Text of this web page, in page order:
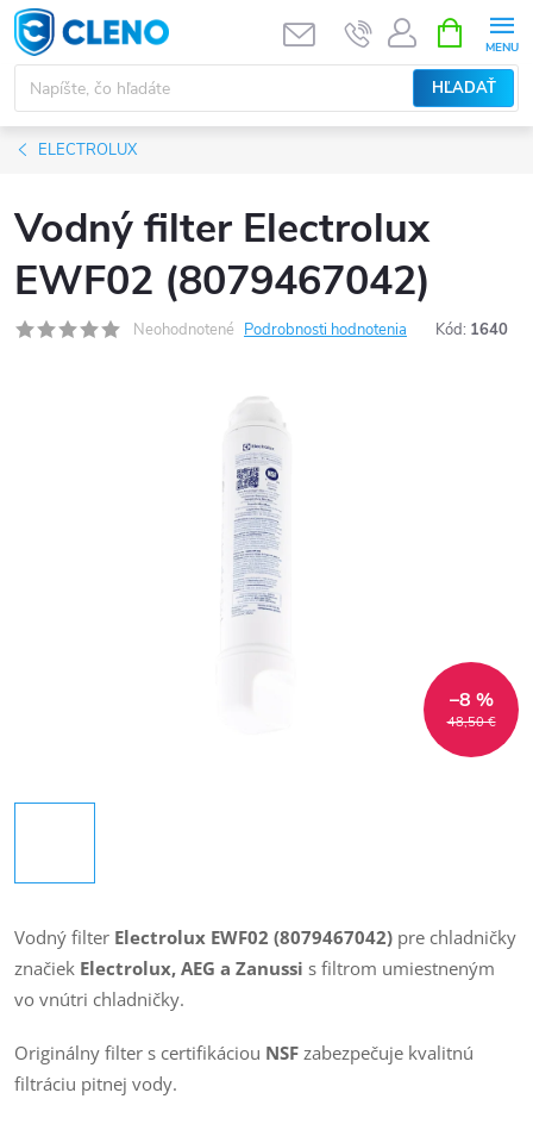
Prejsť
na
obsah
HĽADAŤ
KOŠÍK
ELECTROLUX
Vodný filter Electrolux
EWF02 (8079467042)
Neohodnotené Podrobnosti hodnotenia Kód: 1640
48,50 €
–8 %
Vodný filter Electrolux EWF02 (8079467042) pre chladničky
značiek Electrolux, AEG a Zanussi s filtrom umiestneným
vo vnútri chladničky.
Originálny filter s certifikáciou NSF zabezpečuje kvalitnú
filtráciu pitnej vody.